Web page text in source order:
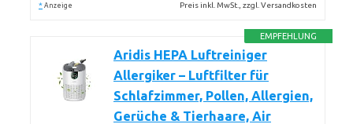
* Anzeige Preis inkl. MwSt., zzgl. Versandkosten
EMPFEHLUNG
Aridis HEPA Luftreiniger
Allergiker – Luftfilter für
Schlafzimmer, Pollen, Allergien,
Gerüche & Tierhaare, Air